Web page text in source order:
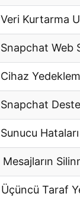
Veri Kurtarma
Snapchat Web
Cihaz
Snapchat
Sunucu
Mesajların
Üçüncü Taraf